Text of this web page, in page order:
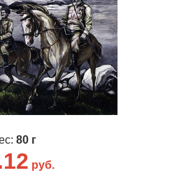
80 г
руб.